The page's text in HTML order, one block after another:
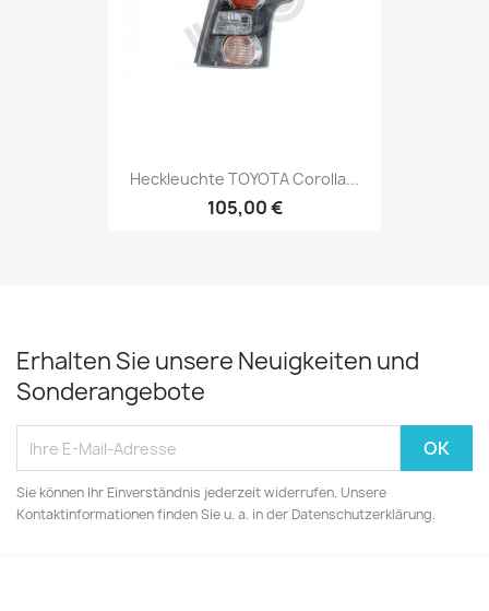
Heckleuchte TOYOTA Corolla...
105,00 €
Erhalten Sie unsere Neuigkeiten und
Sonderangebote
Sie können Ihr Einverständnis jederzeit widerrufen. Unsere
Kontaktinformationen finden Sie u. a. in der Datenschutzerklärung.